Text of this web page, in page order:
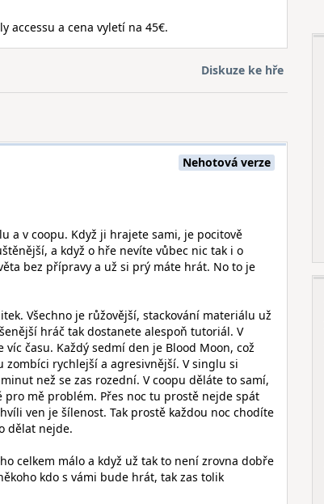
accessu a cena vyletí na 45€.
Diskuze ke hře
Nehotová verze
a v coopu. Když ji hrajete sami, je pocitově
a když o hře nevíte vůbec nic tak i o
bez přípravy a už si prý máte hrát. No to je
Všechno je růžovější, stackování materiálu už
hráč tak dostanete alespoň tutoriál. V
času. Každý sedmí den je Blood Moon, což
zombíci rychlejší a agresivnější. V singlu si
než se zas rozední. V coopu děláte to samí,
mě problém. Přes noc tu prostě nejde spát
ven je šílenost. Tak prostě každou noc chodíte
dělat nejde.
celkem málo a když už tak to není zrovna dobře
kdo s vámi bude hrát, tak zas tolik